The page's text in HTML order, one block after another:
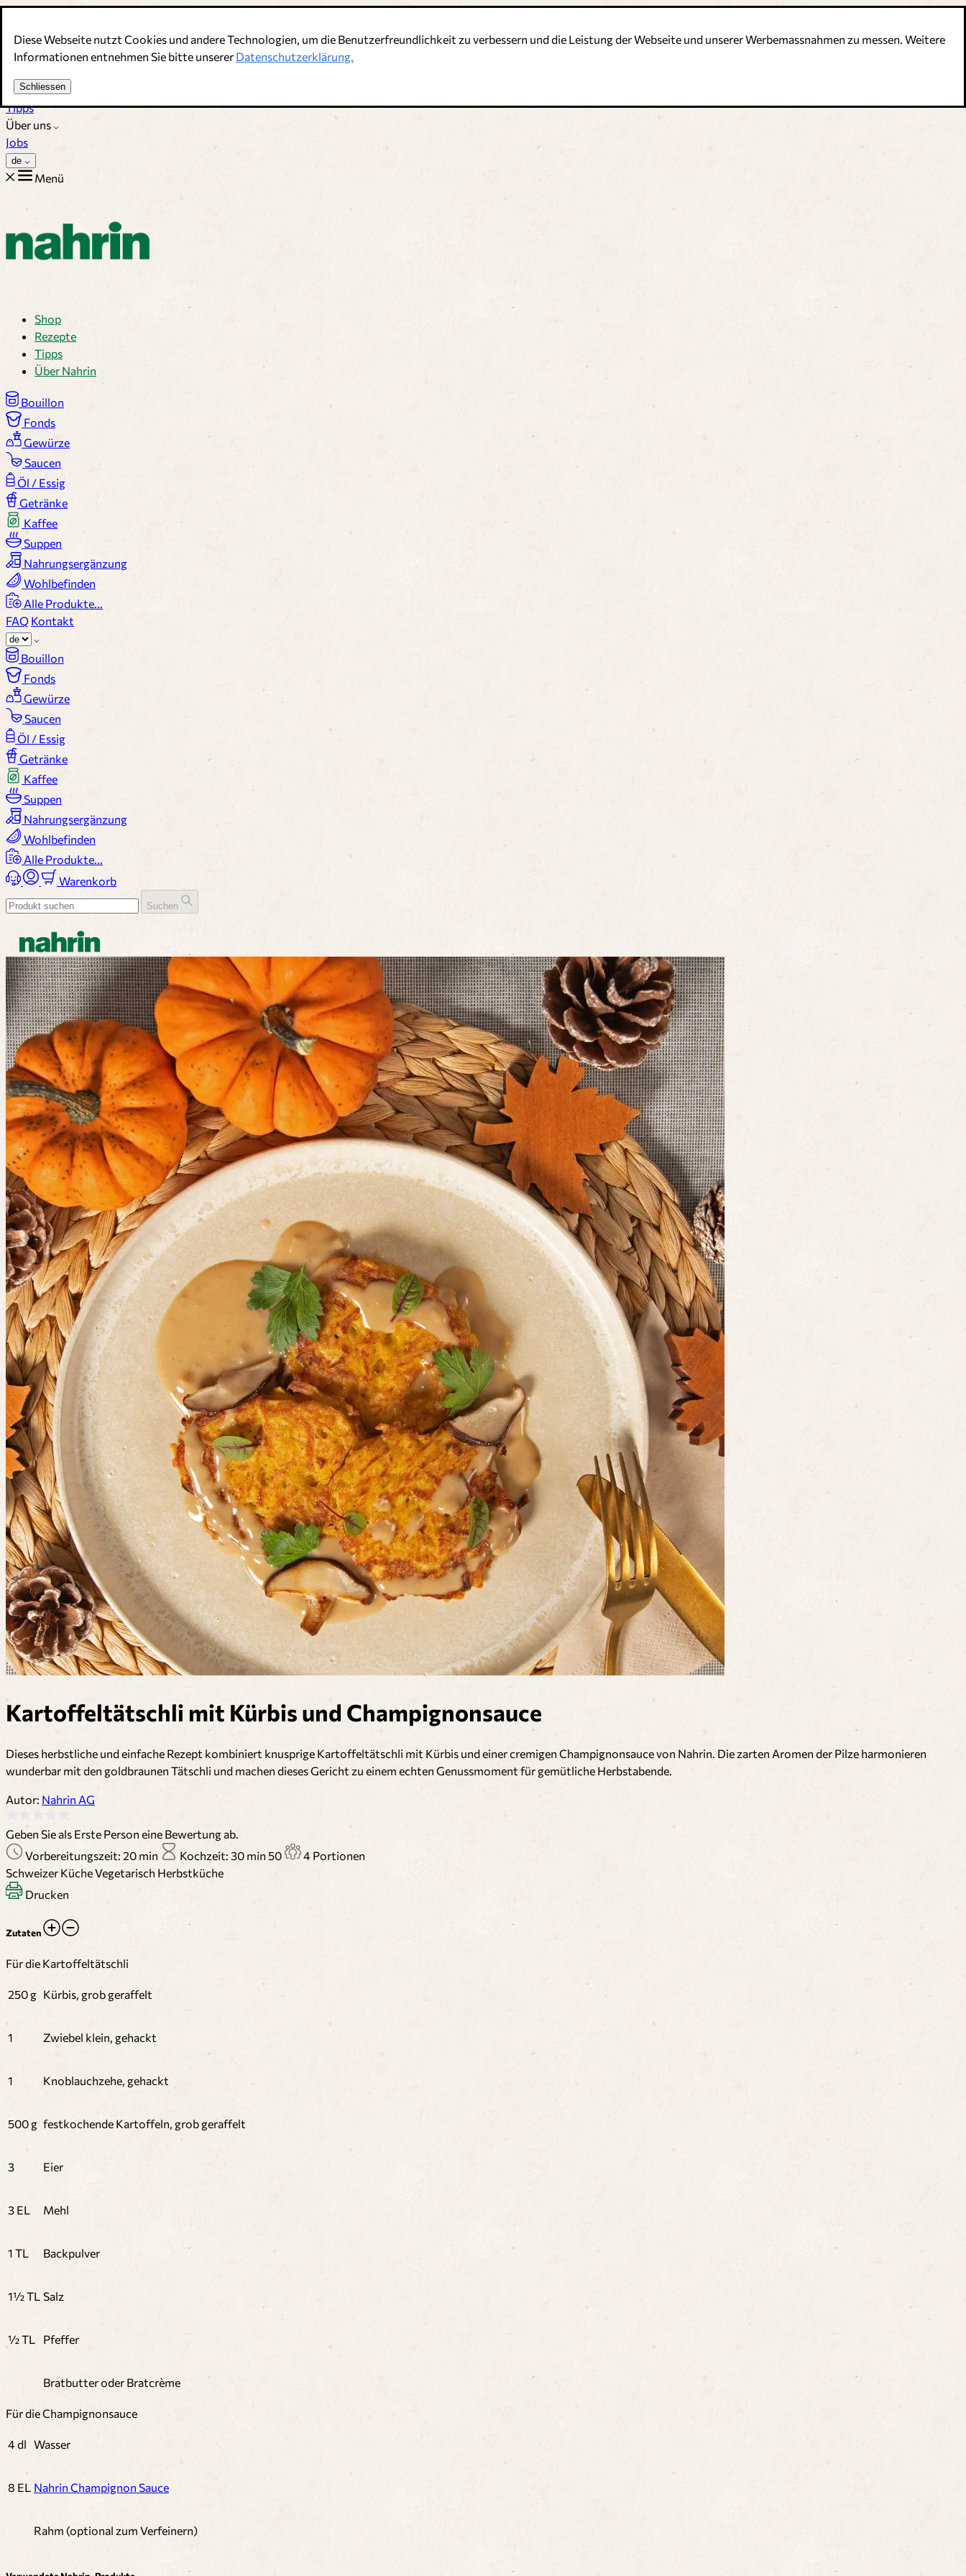
Diese Webseite nutzt Cookies und andere Technologien, um die Benutzerfreundlichkeit zu verbessern und die Leistung der Webseite und unserer Werbemassnahmen zu messen. Weitere
Informationen entnehmen Sie bitte unserer Datenschutzerklärung.
Schliessen
Bouillons, Gewürze & Nahrungsergänzung. Schweizer Qualität
Rezepte
Tipps
Über uns
Jobs
de
Menü
Shop
Rezepte
Tipps
Über Nahrin
Bouillon
Fonds
Gewürze
Saucen
Öl / Essig
Getränke
Kaffee
Suppen
Nahrungsergänzung
Wohlbefinden
Alle Produkte...
FAQ Kontakt
Bouillon
Fonds
Gewürze
Saucen
Öl / Essig
Getränke
Kaffee
Suppen
Nahrungsergänzung
Wohlbefinden
Alle Produkte...
Warenkorb
Suchen
Kartoffeltätschli mit Kürbis und Champignonsauce
Dieses herbstliche und einfache Rezept kombiniert knusprige Kartoffeltätschli mit Kürbis und einer cremigen Champignonsauce von Nahrin. Die zarten Aromen der Pilze harmonieren
wunderbar mit den goldbraunen Tätschli und machen dieses Gericht zu einem echten Genussmoment für gemütliche Herbstabende.
Autor: Nahrin AG
Geben Sie als Erste Person eine Bewertung ab.
Vorbereitungszeit: 20 min
Kochzeit: 30 min 50
4 Portionen
Schweizer KücheVegetarisch Herbstküche
Drucken
Zutaten
Für die Kartoffeltätschli
250 g Kürbis, grob geraffelt
1 Zwiebel klein, gehackt
1 Knoblauchzehe, gehackt
500 g festkochende Kartoffeln, grob geraffelt
3 Eier
3 EL Mehl
1 TL Backpulver
1½ TL Salz
½ TL Pfeffer
Bratbutter oder Bratcrème
Für die Champignonsauce
4 dl Wasser
8 EL Nahrin Champignon Sauce
Rahm (optional zum Verfeinern)